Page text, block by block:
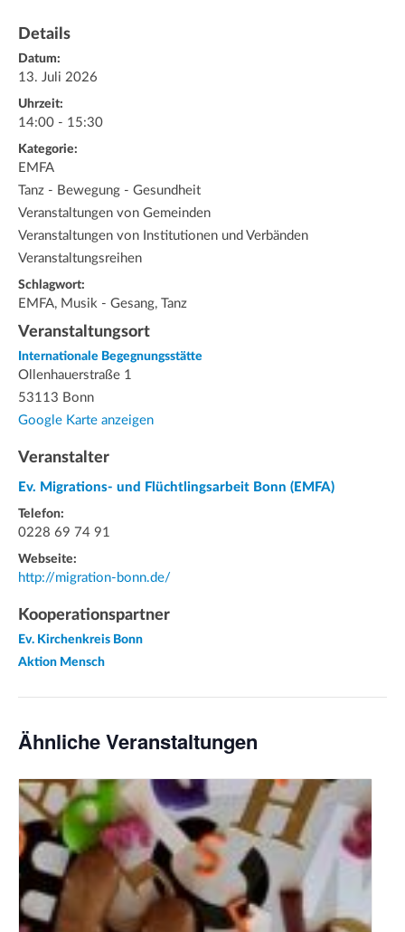
Details
Datum:
13. Juli 2026
Uhrzeit:
14:00 - 15:30
Kategorie:
EMFA
Tanz - Bewegung - Gesundheit
Veranstaltungen von Gemeinden
Veranstaltungen von Institutionen und Verbänden
Veranstaltungsreihen
Schlagwort:
EMFA, Musik - Gesang, Tanz
Veranstaltungsort
Internationale Begegnungsstätte
Ollenhauerstraße 1
53113 Bonn
Google Karte anzeigen
Veranstalter
Ev. Migrations- und Flüchtlingsarbeit Bonn (EMFA)
Telefon:
0228 69 74 91
Webseite:
http://migration-bonn.de/
Kooperationspartner
Ev. Kirchenkreis Bonn
Aktion Mensch
Ähnliche Veranstaltungen